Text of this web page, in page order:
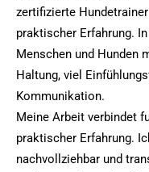
zertifizierte
praktischer Erfahrung.
Menschen und Hunden
Haltung, viel
Kommunikation.
Meine Arbeit verbindet
praktischer Erfahrung.
nachvollziehbar und